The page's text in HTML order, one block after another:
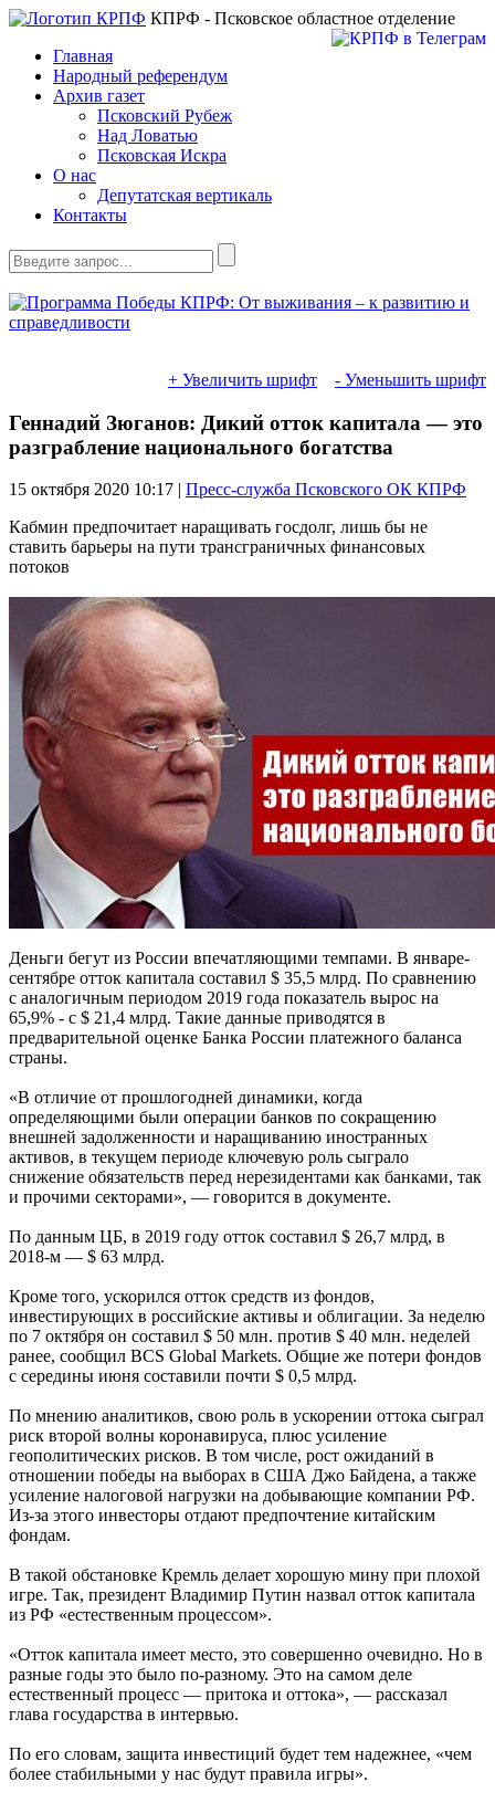
КПРФ - Псковское областное отделение
Главная
Народный референдум
Архив газет
Псковский Рубеж
Над Ловатью
Псковская Искра
О нас
Депутатская вертикаль
Контакты
+ Увеличить шрифт - Уменьшить шрифт
Геннадий Зюганов: Дикий отток капитала — это
разграбление национального богатства
15 октября 2020 10:17 | Пресс-служба Псковского ОК КПРФ
Кабмин предпочитает наращивать госдолг, лишь бы не
ставить барьеры на пути трансграничных финансовых
потоков
Деньги бегут из России впечатляющими темпами. В январе-
сентябре отток капитала составил $ 35,5 млрд. По сравнению
с аналогичным периодом 2019 года показатель вырос на
65,9% - с $ 21,4 млрд. Такие данные приводятся в
предварительной оценке Банка России платежного баланса
страны.
«В отличие от прошлогодней динамики, когда
определяющими были операции банков по сокращению
внешней задолженности и наращиванию иностранных
активов, в текущем периоде ключевую роль сыграло
снижение обязательств перед нерезидентами как банками, так
и прочими секторами», — говорится в документе.
По данным ЦБ, в 2019 году отток составил $ 26,7 млрд, в
2018-м — $ 63 млрд.
Кроме того, ускорился отток средств из фондов,
инвестирующих в российские активы и облигации. За неделю
по 7 октября он составил $ 50 млн. против $ 40 млн. неделей
ранее, сообщил BCS Global Markets. Общие же потери фондов
с середины июня составили почти $ 0,5 млрд.
По мнению аналитиков, свою роль в ускорении оттока сыграл
риск второй волны коронавируса, плюс усиление
геополитических рисков. В том числе, рост ожиданий в
отношении победы на выборах в США Джо Байдена, а также
усиление налоговой нагрузки на добывающие компании РФ.
Из-за этого инвесторы отдают предпочтение китайским
фондам.
В такой обстановке Кремль делает хорошую мину при плохой
игре. Так, президент Владимир Путин назвал отток капитала
из РФ «естественным процессом».
«Отток капитала имеет место, это совершенно очевидно. Но в
разные годы это было по-разному. Это на самом деле
естественный процесс — притока и оттока», — рассказал
глава государства в интервью.
По его словам, защита инвестиций будет тем надежнее, «чем
более стабильными у нас будут правила игры».